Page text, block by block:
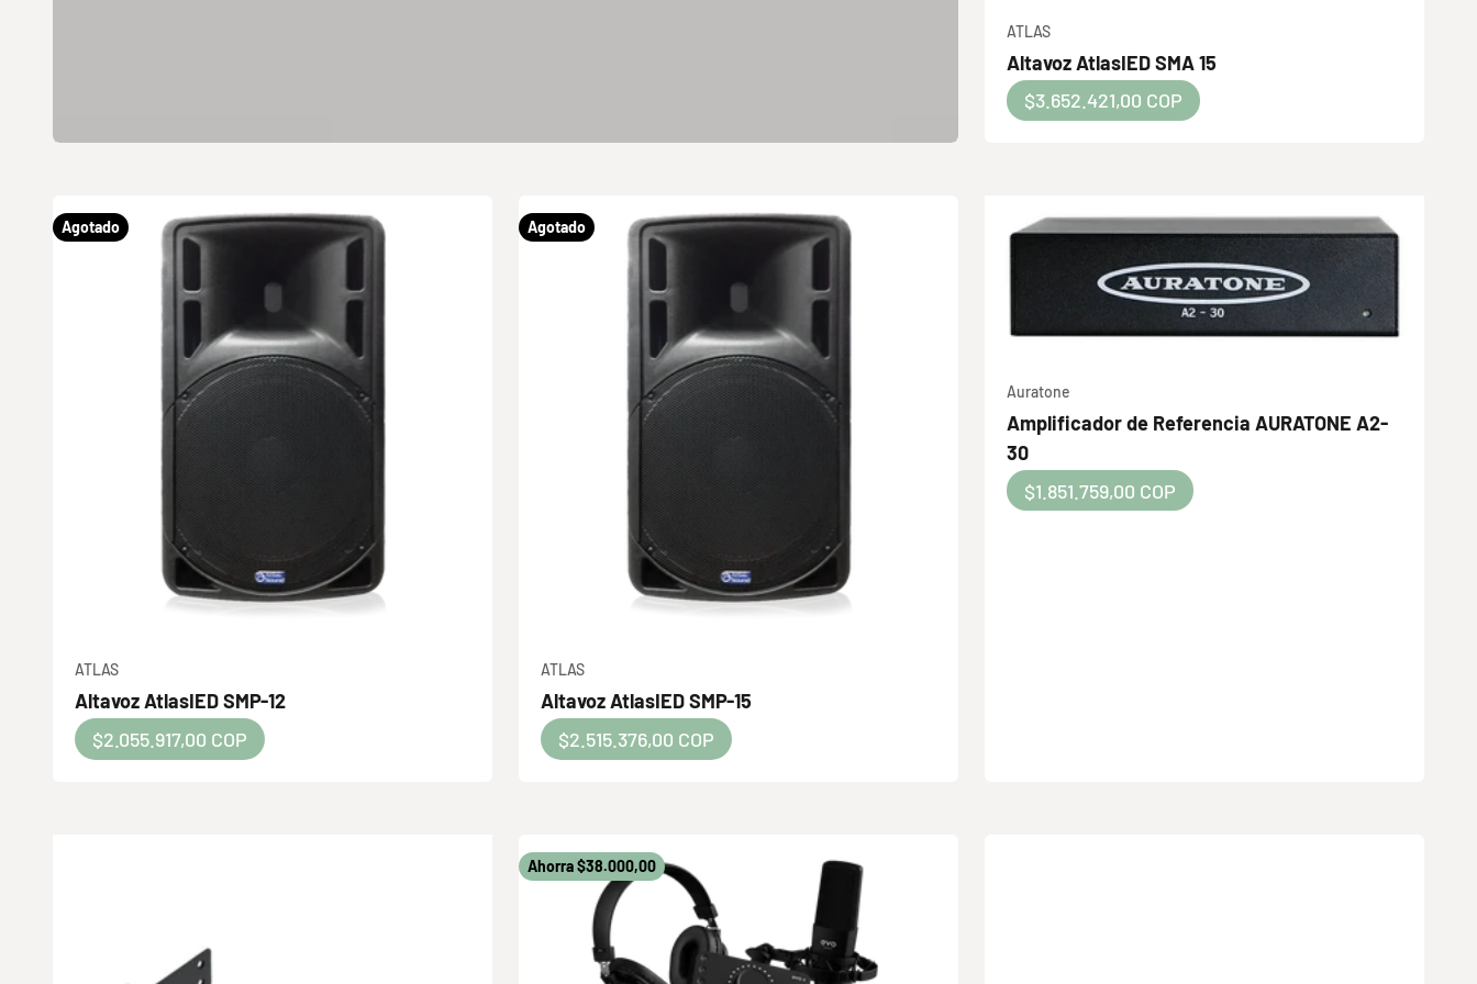
ATLAS
Altavoz AtlasIED SMA 15
Precio de oferta
$3.652.421,00 COP
Agotado
ATLAS
Altavoz AtlasIED SMP-12
Precio de oferta
$2.055.917,00 COP
Agotado
ATLAS
Altavoz AtlasIED SMP-15
Precio de oferta
$2.515.376,00 COP
Auratone
Amplificador de Referencia AURATONE A2-
30
Precio de oferta
$1.851.759,00 COP
Ahorra $38.000,00